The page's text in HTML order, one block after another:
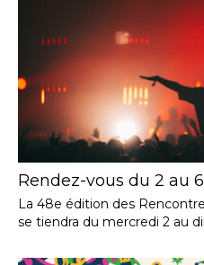
Rendez-vous du 2 au
La 48e édition des
se tiendra du mercredi 2 au